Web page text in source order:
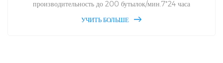
поколение специализированного оборудование На основании
работников наша группа разработала 16B Электронный подсчет
УЧИТЬ БОЛЬШЕ